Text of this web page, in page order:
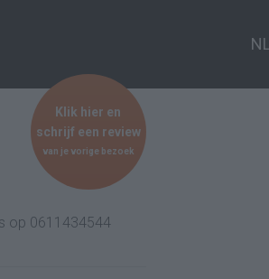
NL
op 0611434544
Klik hier en
schrijf een review
van je vorige bezoek